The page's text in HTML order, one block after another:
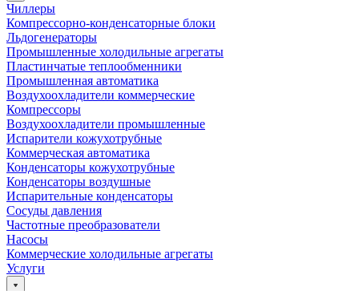
Чиллеры
Компрессорно-конденсаторные блоки
Льдогенераторы
Промышленные холодильные агрегаты
Пластинчатые теплообменники
Промышленная автоматика
Воздухоохладители коммерческие
Компрессоры
Воздухоохладители промышленные
Испарители кожухотрубные
Коммерческая автоматика
Конденсаторы кожухотрубные
Конденсаторы воздушные
Испарительные конденсаторы
Сосуды давления
Частотные преобразователи
Насосы
Коммерческие холодильные агрегаты
Услуги